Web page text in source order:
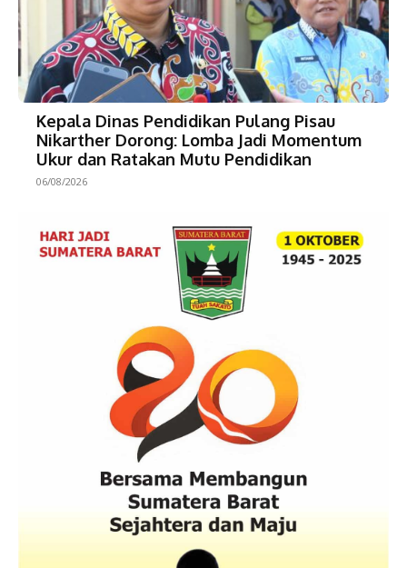
Kepala Dinas Pendidikan Pulang Pisau
Nikarther Dorong: Lomba Jadi Momentum
Ukur dan Ratakan Mutu Pendidikan
06/08/2026